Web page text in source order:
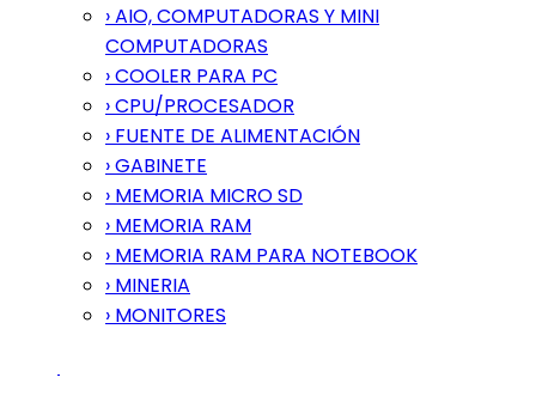
› AIO, COMPUTADORAS Y MINI
COMPUTADORAS
› COOLER PARA PC
› CPU/PROCESADOR
› FUENTE DE ALIMENTACIÓN
› GABINETE
› MEMORIA MICRO SD
› MEMORIA RAM
› MEMORIA RAM PARA NOTEBOOK
› MINERIA
› MONITORES